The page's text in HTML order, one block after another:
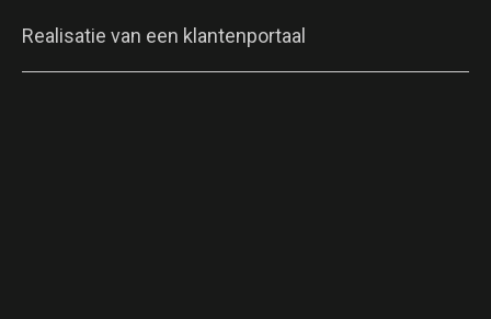
Realisatie van een klantenportaal